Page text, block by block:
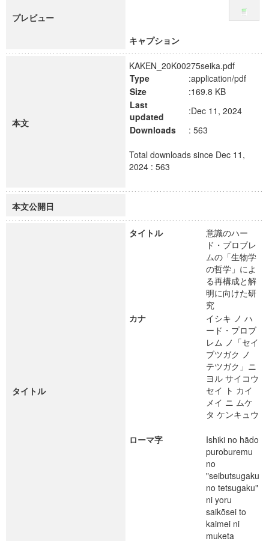
プレビュー
キャプション
本文
KAKEN_20K00275seika.pdf
Type
:application/pdf
Size
:169.8 KB
Last
updated
:Dec 11, 2024
Downloads
: 563
Total downloads since Dec 11,
2024 : 563
本文公開日
タイトル
タイトル
意識のハー
ド・プロブレ
ムの「生物学
の哲学」によ
る再構成と解
明に向けた研
究
カナ
イシキ ノ ハ
ード・プロブ
レム ノ「セイ
ブツガク ノ
テツガク」ニ
ヨル サイコウ
セイ ト カイ
メイ ニ ムケ
タ ケンキュウ
ローマ字
Ishiki no hādo
puroburemu
no
"seibutsugaku
no tetsugaku"
ni yoru
saikōsei to
kaimei ni
muketa